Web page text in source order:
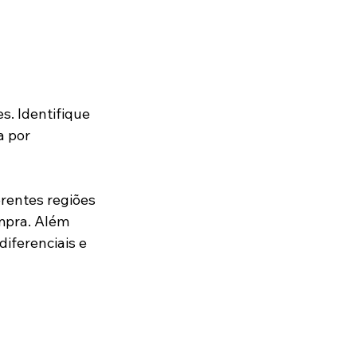
Identifique
por
regiões
Além
e